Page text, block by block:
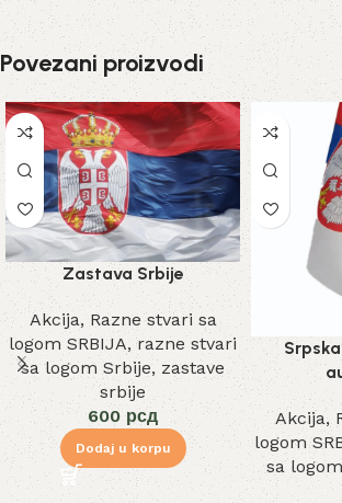
Povezani proizvodi
Zastava Srbije
Akcija, Razne stvari sa
logom SRBIJA,razne stvari
sa logom Srbije, zastave
srbije
600рсд
Dodaj u korpu
Akcija,
logom
sa